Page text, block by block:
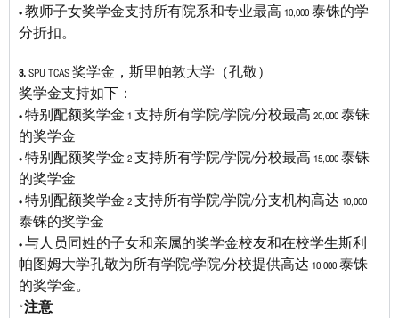
• 教师子女奖学金支持所有院系和专业最高 10,000 泰铢的学
分折扣。
3.SPU TCAS 奖学金，斯里帕敦大学（孔敬）
奖学金支持如下：
• 特别配额奖学金 1 支持所有学院/学院/分校最高 20,000 泰铢
的奖学金
• 特别配额奖学金 2 支持所有学院/学院/分校最高 15,000 泰铢
的奖学金
• 特别配额奖学金 2 支持所有学院/学院/分支机构高达 10,000
泰铢的奖学金
• 与人员同姓的子女和亲属的奖学金校友和在校学生斯利
帕图姆大学孔敬为所有学院/学院/分校提供高达 10,000 泰铢
的奖学金。
*注意